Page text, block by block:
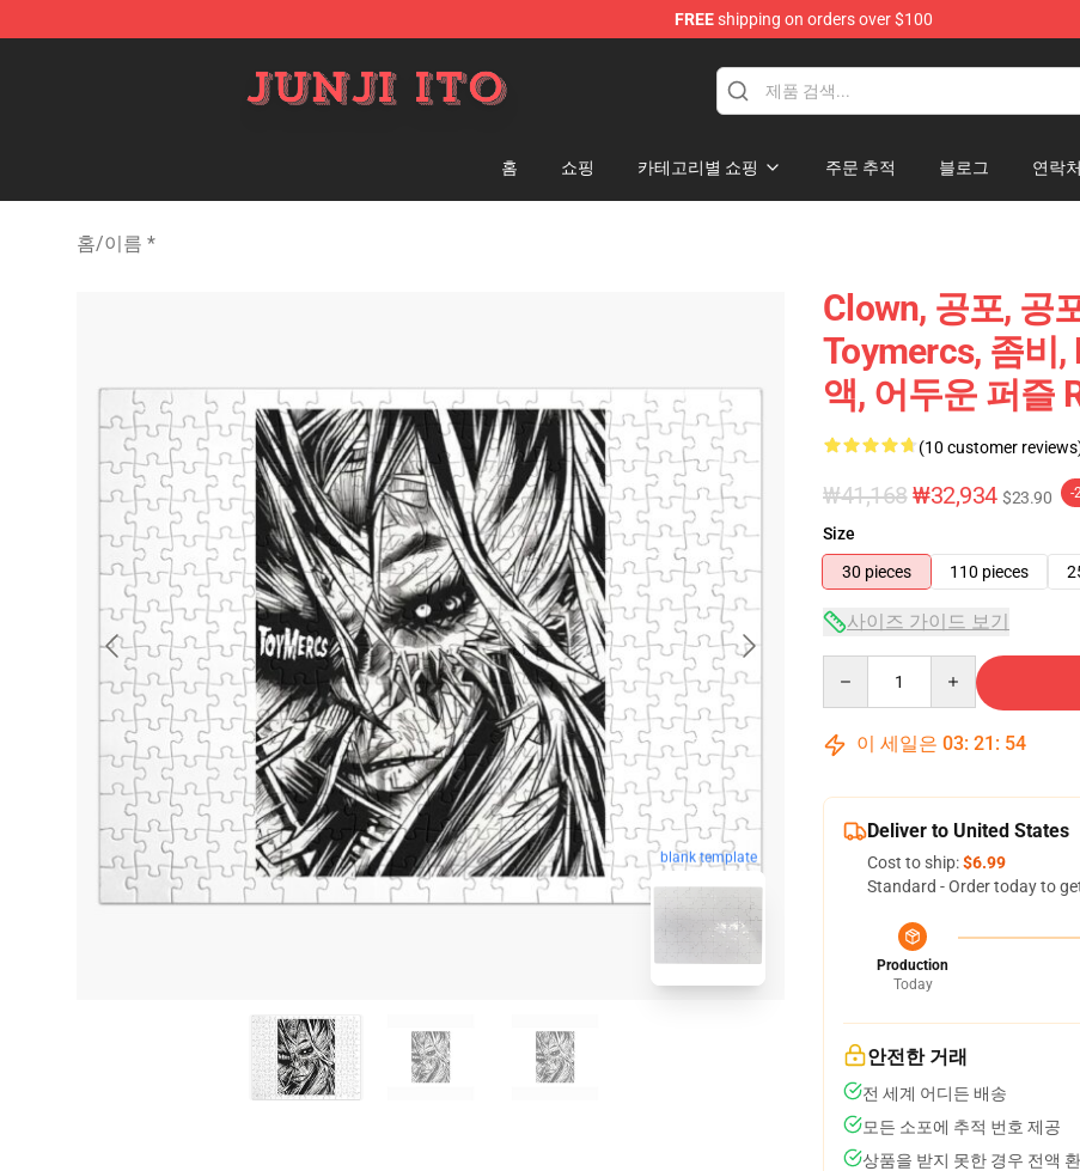
FREEshipping on orders over $100
홈 쇼핑 카테고리별 쇼핑 주문 추적 블로그 연락처
홈/이름 *
blank template
Clown, 공포, 공
Toymercs, 좀비,
액, 어두운 퍼즐
(10 customer
₩41,168₩32,934 $23.90 -
Size
30 pieces
110 pieces
사이즈 가이드 보기
이 세일은 03: 21 : 53
Deliver to United States
Cost to ship:$6.99
Standard - Order today to
Production
Today
안전한 거래
전 세계 어디든 배송
모든 소포에 추적 번호 제공
상품을 받지 못한 경우 전액